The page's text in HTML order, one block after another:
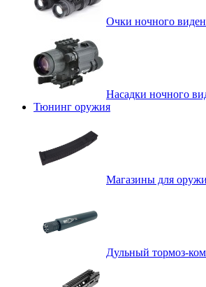
Очки ночного
Насадки ночного
Тюнинг оружия
Магазины для
Дульный тормоз-